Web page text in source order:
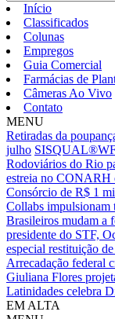
Início
Classificados
Colunas
Empregos
Guia Comercial
Farmácias de
Câmeras Ao Vivo
Contato
MENU
Retiradas da
julho
Rodoviários do Rio
estreia no CONARH
Consórcio de R$ 1
Collabs impulsionam
Brasileiros mudam a
presidente do STF,
especial restituição
Arrecadação federal
Giuliana Flores
Latinidades celebra
EM ALTA